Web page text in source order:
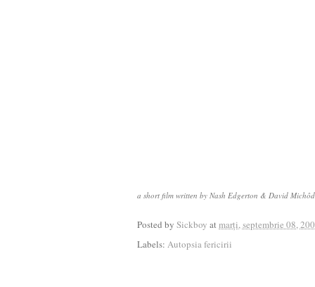
a short film written by Nash Edgerton & David
Posted by Sickboy atmarți, septembrie 08,
Labels: Autopsia fericirii